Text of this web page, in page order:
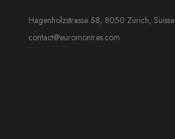
Hagenholzstrasse 58, 8050 Zürich, Suisse
contact@euromontres.com